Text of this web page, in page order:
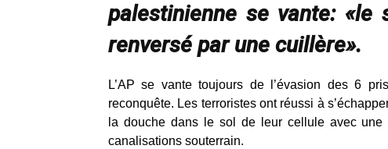
palestinienne se vante: «le
renversé par une cuillère».
L’AP se vante toujours de l’évasion des 6
reconquête. Les terroristes ont réussi à
la douche dans le sol de leur cellule avec
canalisations souterrain.